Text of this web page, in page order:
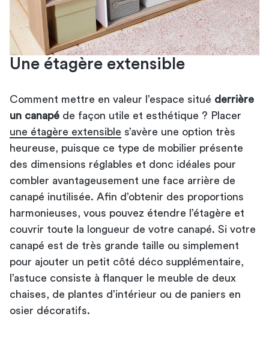
Une étagère extensible
Comment mettre en valeur l’espace situé derrière
un canapé de façon utile et esthétique ? Placer
une étagère extensible s’avère une option très
heureuse, puisque ce type de mobilier présente
des dimensions réglables et donc idéales pour
combler avantageusement une face arrière de
canapé inutilisée. Afin d’obtenir des proportions
harmonieuses, vous pouvez étendre l’étagère et
couvrir toute la longueur de votre canapé. Si votre
canapé est de très grande taille ou simplement
pour ajouter un petit côté déco supplémentaire,
l’astuce consiste à flanquer le meuble de deux
chaises, de plantes d’intérieur ou de paniers en
osier décoratifs.